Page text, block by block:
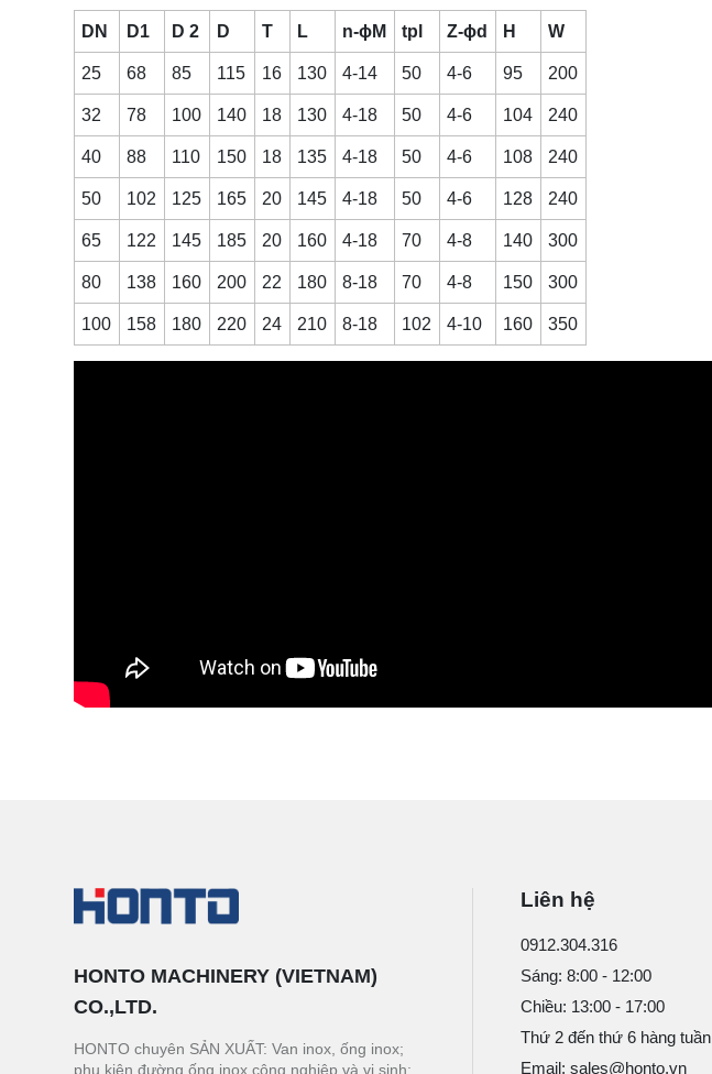
DN D1 D 2 D T L n-ϕM tpl Z-ϕd H W
25 68 85 115 16 130 4-14 50 4-6 95 200
32 78 100 140 18 130 4-18 50 4-6 104 240
40 88 110 150 18 135 4-18 50 4-6 108 240
50 102 125 165 20 145 4-18 50 4-6 128 240
65 122 145 185 20 160 4-18 70 4-8 140 300
80 138 160 200 22 180 8-18 70 4-8 150 300
100 158 180 220 24 210 8-18 102 4-10 160 350
HONTO MACHINERY (VIETNAM)
CO.,LTD.
HONTO chuyên SẢN XUẤT: Van inox, ống inox;
phụ kiện đường ống inox công nghiệp và vi sinh;
Liên hệ
0912.304.316
Sáng: 8:00 - 12:00
Chiều: 13:00 - 17:00
Thứ 2 đến thứ 6 hàng tuần
Email: sales@honto.vn